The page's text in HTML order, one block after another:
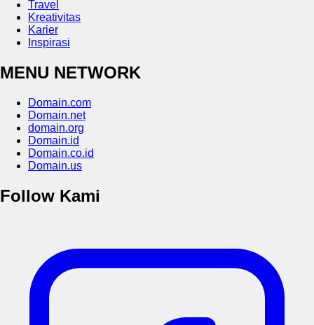
Travel
Kreativitas
Karier
Inspirasi
MENU NETWORK
Domain.com
Domain.net
domain.org
Domain.id
Domain.co.id
Domain.us
Follow Kami